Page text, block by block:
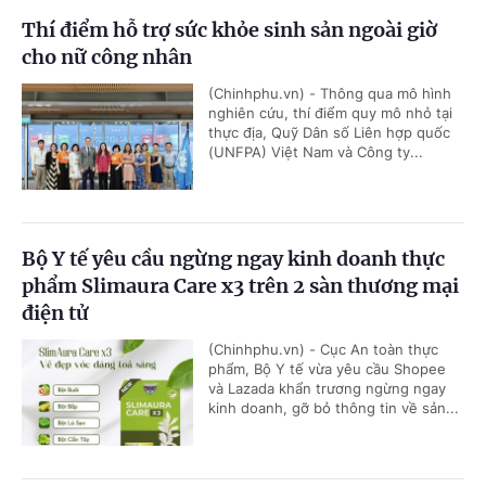
Thí điểm hỗ trợ sức khỏe sinh sản ngoài giờ
cho nữ công nhân
(Chinhphu.vn) - Thông qua mô hình
nghiên cứu, thí điểm quy mô nhỏ tại
thực địa, Quỹ Dân số Liên hợp quốc
(UNFPA) Việt Nam và Công ty...
Bộ Y tế yêu cầu ngừng ngay kinh doanh thực
phẩm Slimaura Care x3 trên 2 sàn thương mại
điện tử
(Chinhphu.vn) - Cục An toàn thực
phẩm, Bộ Y tế vừa yêu cầu Shopee
và Lazada khẩn trương ngừng ngay
kinh doanh, gỡ bỏ thông tin về sản...